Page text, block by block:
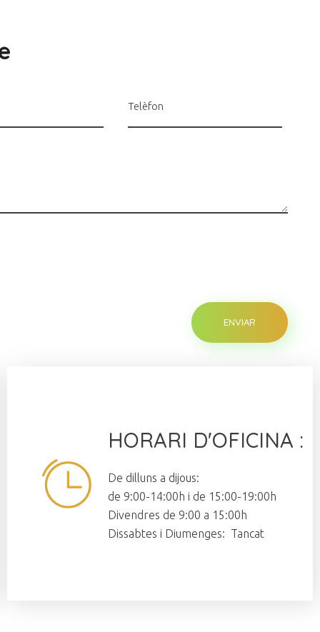
Telèfon
HORARI D'OFICINA :
De dilluns a dijous:
de 9:00-14:00h i de 15:00-19:00h
Divendres de 9:00 a 15:00h
Dissabtes i Diumenges: Tancat